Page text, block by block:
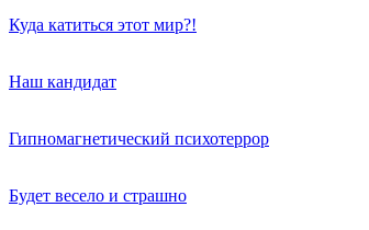
Куда катиться этот мир?!
Наш кандидат
Гипномагнетический психотеррор
Будет весело и страшно